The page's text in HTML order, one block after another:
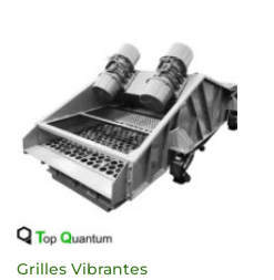
Grilles Vibrantes